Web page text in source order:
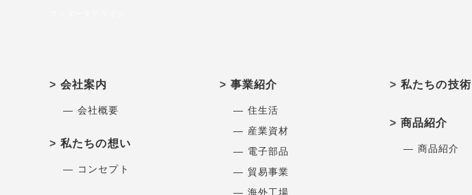
会社案内
― 会社概要
私たちの想い
― コンセプト
事業紹介
― 住生活
― 産業資材
― 電子部品
― 貿易事業
― 海外工場
私たちの技術
商品紹介
― 商品紹介